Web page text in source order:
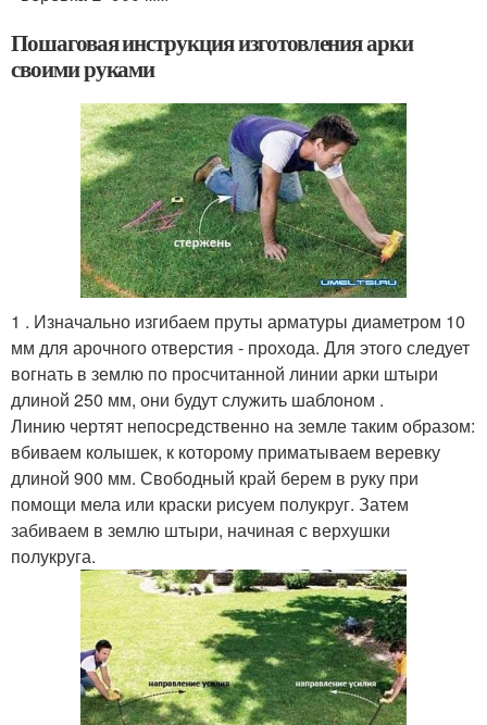
Пошаговая инструкция изготовления арки
своими руками
1 . Изначально изгибаем пруты арматуры диаметром 10
мм для арочного отверстия - прохода. Для этого следует
вогнать в землю по просчитанной линии арки штыри
длиной 250 мм, они будут служить шаблоном .
Линию чертят непосредственно на земле таким образом:
вбиваем колышек, к которому приматываем веревку
длиной 900 мм. Свободный край берем в руку при
помощи мела или краски рисуем полукруг. Затем
забиваем в землю штыри, начиная с верхушки
полукруга.